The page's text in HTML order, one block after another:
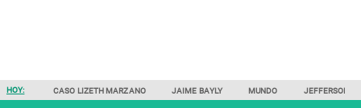
HOY: CASO LIZETH MARZANO JAIME BAYLY MUNDO JEFFERSON